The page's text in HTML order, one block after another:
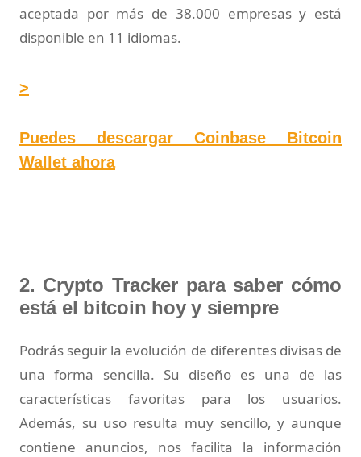
aceptada por más de 38.000 empresas y está
disponible en 11 idiomas.
>
Puedes descargar Coinbase Bitcoin
Wallet ahora
2. Crypto Tracker para saber cómo
está el bitcoin hoy y siempre
Podrás seguir la evolución de diferentes divisas de
una forma sencilla. Su diseño es una de las
características favoritas para los usuarios.
Además, su uso resulta muy sencillo, y aunque
contiene anuncios, nos facilita la información